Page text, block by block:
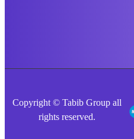
Copyright © Tabib Group all
rights reserved.